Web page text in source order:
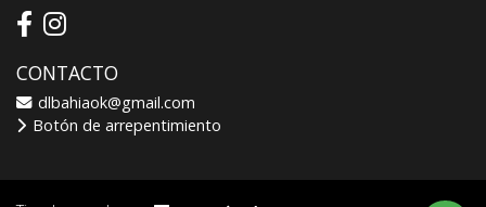
CONTACTO
dlbahiaok@gmail.com
Botón de arrepentimiento